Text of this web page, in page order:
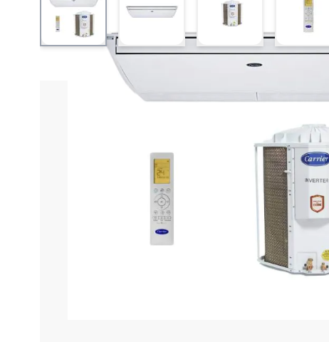
Ar Condicionado Split
É uma solução eficiente para climatizar ambientes
proporciona climatização rápida e uniforme,
permite instalação discreta e distribuição
, o equipamento ajusta
. Esse sistema
, marca reconhecida
,
, o equipamento combina potência,
climatização robusta,